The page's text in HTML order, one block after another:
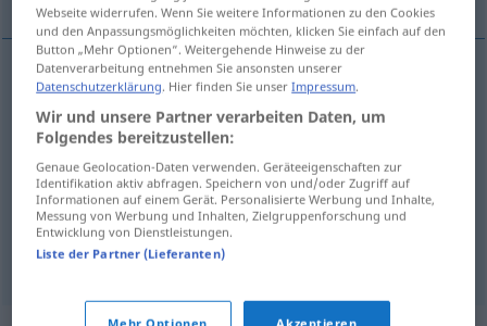
permisom Beurlaubung
licencia
excedenciaf Beurlaubung(≈ Freistellung)
suspensiónf Beurlaubung
Webseite widerrufen. Wenn Sie weitere Informationen zu den Cookies
und den Anpassungsmöglichkeiten möchten, klicken Sie einfach auf den
Button „Mehr Optionen“. Weitergehende Hinweise zu der
Datenverarbeitung entnehmen Sie ansonsten unserer
Datenschutzerklärung. Hier finden Sie unserImpressum.
Wir und unsere Partner verarbeiten Daten, um
Folgendes bereitzustellen:
Genaue Geolocation-Daten verwenden. Geräteeigenschaften zur
Identifikation aktiv abfragen. Speichern von und/oder Zugriff auf
Informationen auf einem Gerät. Personalisierte Werbung und Inhalte,
Messung von Werbung und Inhalten, Zielgruppenforschung und
Entwicklung von Dienstleistungen.
Liste der Partner (Lieferanten)